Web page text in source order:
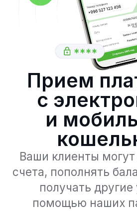
Прием
с электронных
и мобильных
кошельков
Ваши клиенты могут
счета, пополнять баланс
получать другие услуги с
помощью наших партнеров,
предоставляющих
мобильные кошельки.
Оставить заявку